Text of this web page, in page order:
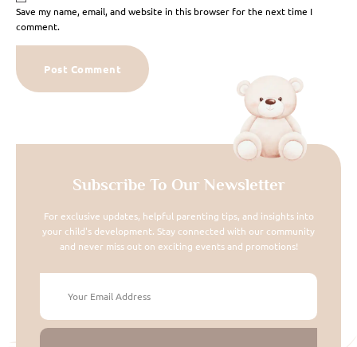
Save my name, email, and website in this browser for the next time I
comment.
Subscribe To Our Newsletter
For exclusive updates, helpful parenting tips, and insights into
your child's development. Stay connected with our community
and never miss out on exciting events and promotions!